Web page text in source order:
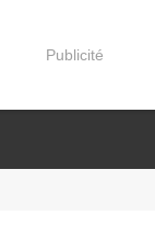
Publicité